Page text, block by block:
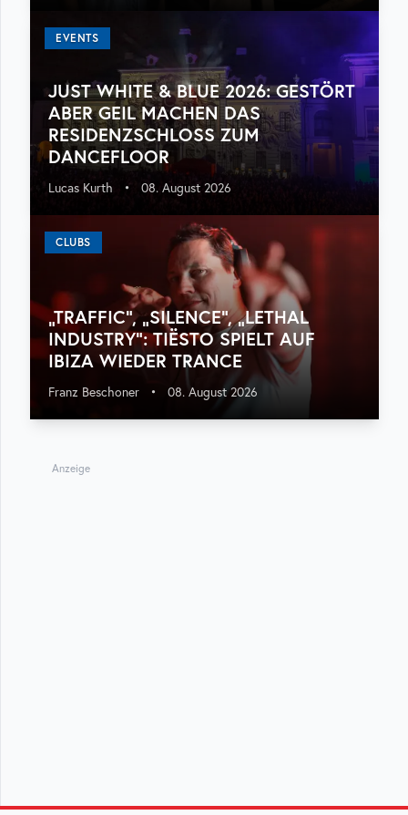
EVENTS
JUST WHITE & BLUE 2026: GESTÖRT
ABER GEIL MACHEN DAS
RESIDENZSCHLOSS ZUM
DANCEFLOOR
Lucas Kurth • 08. August 2026
CLUBS
„TRAFFIC“, „SILENCE“, „LETHAL
INDUSTRY“: TIËSTO SPIELT AUF
IBIZA WIEDER TRANCE
Franz Beschoner • 08. August 2026
Anzeige